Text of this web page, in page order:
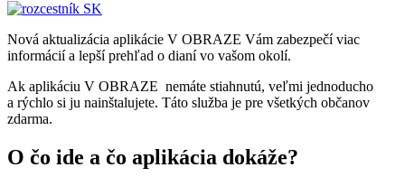
Nová aktualizácia aplikácie V OBRAZE Vám zabezpečí viac
informácií a lepší prehľad o dianí vo vašom okolí.
Ak aplikáciu V OBRAZE nemáte stiahnutú, veľmi jednoducho
a rýchlo si ju nainštalujete. Táto služba je pre všetkých občanov
zdarma.
O čo ide a čo aplikácia dokáže?